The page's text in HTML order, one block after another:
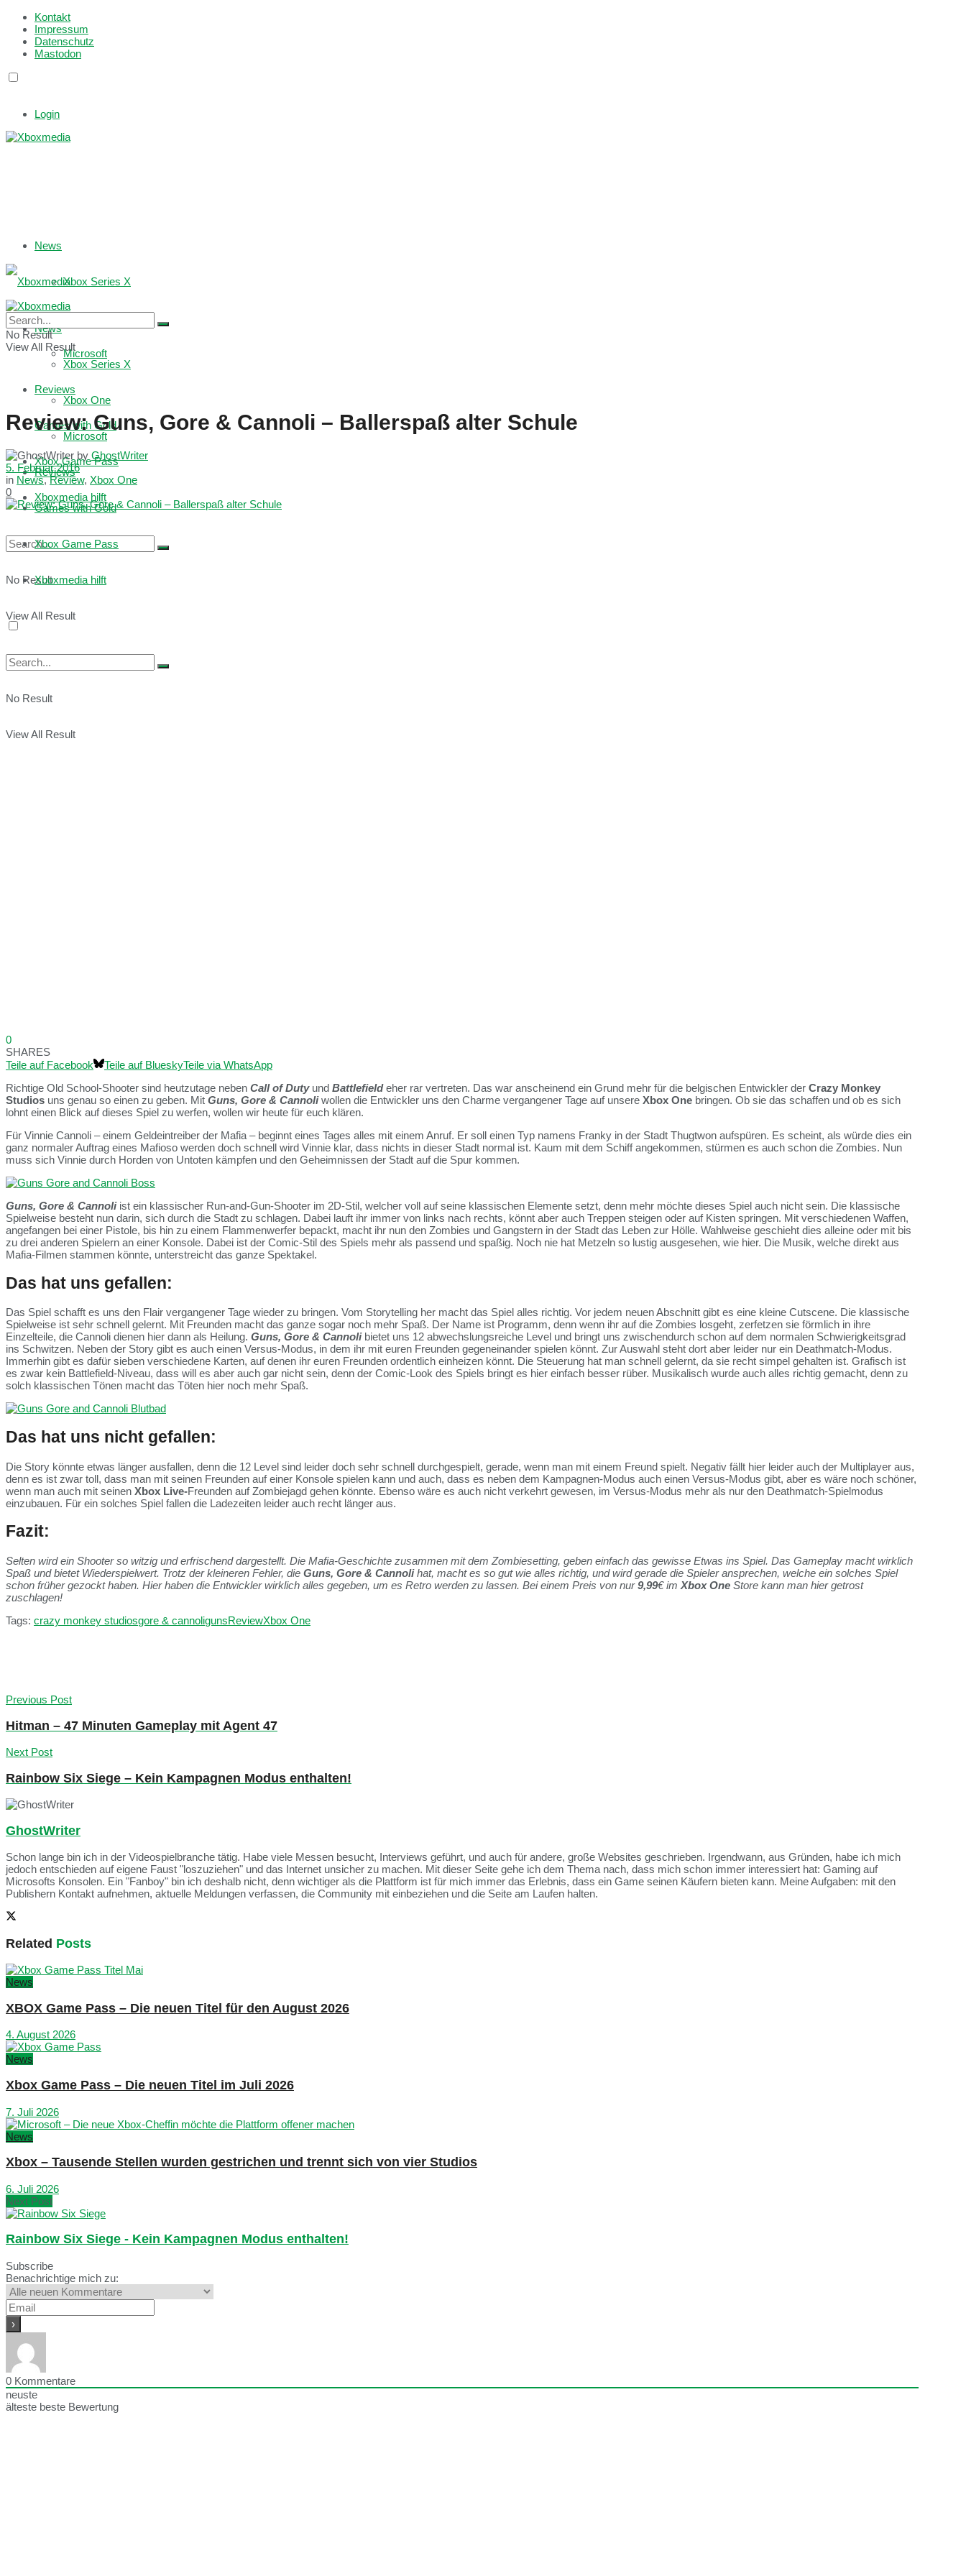
Kontakt
Impressum
Datenschutz
Mastodon
Login
News
Xbox Series X
Microsoft
Reviews
Games with Gold
Xbox Game Pass
Xboxmedia hilft
No Result
View All Result
News
Xbox Series X
Xbox One
Microsoft
Reviews
Games with Gold
Xbox Game Pass
Xboxmedia hilft
No Result
View All Result
No Result
View All Result
Review: Guns, Gore & Cannoli – Ballerspaß alter Schule
by GhostWriter
5. Februar 2016
in News,Review, Xbox One
0
0
SHARES
Teile auf Facebook
Teile auf BlueskyTeile via WhatsApp
Richtige Old School-Shooter sind heutzutage neben Call of Duty und Battlefieldeher rar vertreten. Das war anscheinend ein Grund mehr für die belgischen Entwickler der Crazy Monkey
Studios uns genau so einen zu geben. Mit Guns, Gore & Cannoliwollen die Entwickler uns den Charme vergangener Tage auf unsere Xbox One bringen. Ob sie das schaffen und ob es sich
lohnt einen Blick auf dieses Spiel zu werfen, wollen wir heute für euch klären.
Für Vinnie Cannoli – einem Geldeintreiber der Mafia – beginnt eines Tages alles mit einem Anruf. Er soll einen Typ namens Franky in der Stadt Thugtwon aufspüren. Es scheint, als würde dies ein
ganz normaler Auftrag eines Mafioso werden doch schnell wird Vinnie klar, dass nichts in dieser Stadt normal ist. Kaum mit dem Schiff angekommen, stürmen es auch schon die Zombies. Nun
muss sich Vinnie durch Horden von Untoten kämpfen und den Geheimnissen der Stadt auf die Spur kommen.
Guns, Gore & Cannoliist ein klassischer Run-and-Gun-Shooter im 2D-Stil, welcher voll auf seine klassischen Elemente setzt, denn mehr möchte dieses Spiel auch nicht sein. Die klassische
Spielweise besteht nun darin, sich durch die Stadt zu schlagen. Dabei lauft ihr immer von links nach rechts, könnt aber auch Treppen steigen oder auf Kisten springen. Mit verschiedenen Waffen,
angefangen bei einer Pistole, bis hin zu einem Flammenwerfer bepackt, macht ihr nun den Zombies und Gangstern in der Stadt das Leben zur Hölle. Wahlweise geschieht dies alleine oder mit bis
zu drei anderen Spielern an einer Konsole. Dabei ist der Comic-Stil des Spiels mehr als passend und spaßig. Noch nie hat Metzeln so lustig ausgesehen, wie hier. Die Musik, welche direkt aus
Mafia-Filmen stammen könnte, unterstreicht das ganze Spektakel.
Das hat uns gefallen:
Das Spiel schafft es uns den Flair vergangener Tage wieder zu bringen. Vom Storytelling her macht das Spiel alles richtig. Vor jedem neuen Abschnitt gibt es eine kleine Cutscene. Die klassische
Spielweise ist sehr schnell gelernt. Mit Freunden macht das ganze sogar noch mehr Spaß. Der Name ist Programm, denn wenn ihr auf die Zombies losgeht, zerfetzen sie förmlich in ihre
Einzelteile, die Cannoli dienen hier dann als Heilung. Guns, Gore & Cannolibietet uns 12 abwechslungsreiche Level und bringt uns zwischendurch schon auf dem normalen Schwierigkeitsgrad
ins Schwitzen. Neben der Story gibt es auch einen Versus-Modus, in dem ihr mit euren Freunden gegeneinander spielen könnt. Zur Auswahl steht dort aber leider nur ein Deathmatch-Modus.
Immerhin gibt es dafür sieben verschiedene Karten, auf denen ihr euren Freunden ordentlich einheizen könnt. Die Steuerung hat man schnell gelernt, da sie recht simpel gehalten ist. Grafisch ist
es zwar kein Battlefield-Niveau, dass will es aber auch gar nicht sein, denn der Comic-Look des Spiels bringt es hier einfach besser rüber. Musikalisch wurde auch alles richtig gemacht, denn zu
solch klassischen Tönen macht das Töten hier noch mehr Spaß.
Das hat uns nicht gefallen:
Die Story könnte etwas länger ausfallen, denn die 12 Level sind leider doch sehr schnell durchgespielt, gerade, wenn man mit einem Freund spielt. Negativ fällt hier leider auch der Multiplayer aus,
denn es ist zwar toll, dass man mit seinen Freunden auf einer Konsole spielen kann und auch, dass es neben dem Kampagnen-Modus auch einen Versus-Modus gibt, aber es wäre noch schöner,
wenn man auch mit seinen Xbox Live-Freunden auf Zombiejagd gehen könnte. Ebenso wäre es auch nicht verkehrt gewesen, im Versus-Modus mehr als nur den Deathmatch-Spielmodus
einzubauen. Für ein solches Spiel fallen die Ladezeiten leider auch recht länger aus.
Fazit:
Selten wird ein Shooter so witzig und erfrischend dargestellt. Die Mafia-Geschichte zusammen mit dem Zombiesetting, geben einfach das gewisse Etwas ins Spiel. Das Gameplay macht wirklich
Spaß und bietet Wiederspielwert. Trotz der kleineren Fehler, die Guns, Gore & Cannolihat, macht es so gut wie alles richtig, und wird gerade die Spieler ansprechen, welche ein solches Spiel
schon früher gezockt haben. Hier haben die Entwickler wirklich alles gegeben, um es Retro werden zu lassen. Bei einem Preis von nur9,99€ im Xbox One Store kann man hier getrost
zuschlagen!
Tags: crazy monkey studiosgore & cannoligunsReviewXbox One
Previous Post
Hitman – 47 Minuten Gameplay mit Agent 47
Next Post
Rainbow Six Siege – Kein Kampagnen Modus enthalten!
GhostWriter
Schon lange bin ich in der Videospielbranche tätig. Habe viele Messen besucht, Interviews geführt, und auch für andere, große Websites geschrieben. Irgendwann, aus Gründen, habe ich mich
jedoch entschieden auf eigene Faust "loszuziehen" und das Internet unsicher zu machen. Mit dieser Seite gehe ich dem Thema nach, dass mich schon immer interessiert hat: Gaming auf
Microsofts Konsolen. Ein "Fanboy" bin ich deshalb nicht, denn wichtiger als die Plattform ist für mich immer das Erlebnis, dass ein Game seinen Käufern bieten kann. Meine Aufgaben: mit den
Publishern Kontakt aufnehmen, aktuelle Meldungen verfassen, die Community mit einbeziehen und die Seite am Laufen halten.
Related Posts
News
XBOX Game Pass – Die neuen Titel für den August 2026
4. August 2026
News
Xbox Game Pass – Die neuen Titel im Juli 2026
7. Juli 2026
News
Xbox – Tausende Stellen wurden gestrichen und trennt sich von vier Studios
6. Juli 2026
Next Post
Rainbow Six Siege - Kein Kampagnen Modus enthalten!
Subscribe
Benachrichtige mich zu:
0 Kommentare
neuste
älteste beste Bewertung